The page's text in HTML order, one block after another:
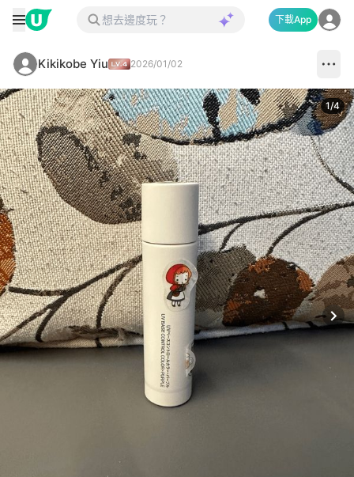
下載App
Kikikobe Yiu 2026/01/02
1/4